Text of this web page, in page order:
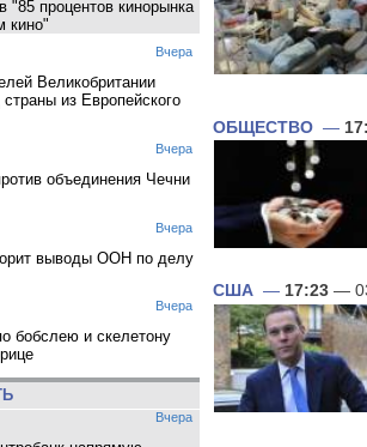
"85 процентов кинорынка
кино"
Вчера
Великобритании
из Европейского
Вчера
объединения Чечни
Вчера
выводы ООН по делу
Вчера
бобслею и скелетону
Вчера
ОБЩЕСТВО —
США — 17:23 —